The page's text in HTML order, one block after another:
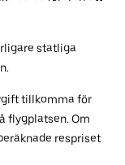
statliga
tillkomma för
flygplatsen. Om
respriset